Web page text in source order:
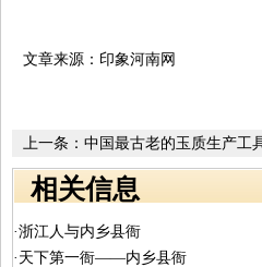
文章来源：印象河南网
上一条： 中国最古老的玉质生产工
相关信息
·浙江人与内乡县衙
·天下第一衙——内乡县衙